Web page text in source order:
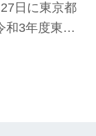
日に東京都
和3年度東京
ロナウイルス
車利用者が増